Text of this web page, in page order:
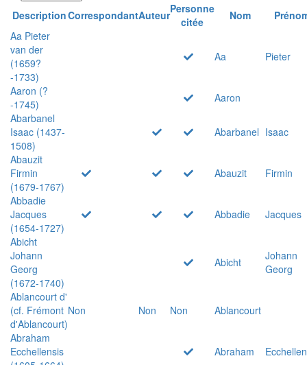
DescriptionCorrespondantAuteurPersonne
citée
Nom
Aa Pieter
van der
(1659?
-1733)
Aa Pieter
Aaron (?
-1745)
Aaron
Abarbanel
Isaac (1437-
1508)
Abarbanel Isaac
Abauzit
Firmin
(1679-1767)
Abauzit
Firmin
Abbadie
Jacques
(1654-1727)
Abbadie
Jacques
Abicht
Johann
Georg
(1672-1740)
Abicht
Johann
Georg
Ablancourt d'
(cf. Frémont
d'Ablancourt)
Non Non Non
Ablancourt
Abraham
Ecchellensis
Abraham